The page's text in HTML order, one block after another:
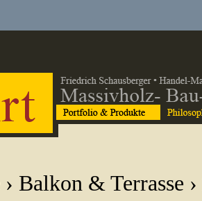
› Balkon & Terrasse ›